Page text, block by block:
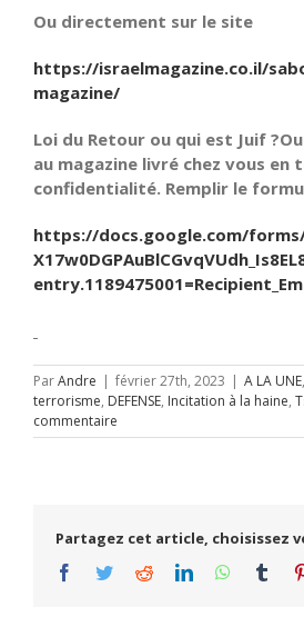
Ou directement sur le site
https://israelmagazine.co.il/
magazine/
Loi du Retour ou qui est Juif
au magazine livré chez vous en
confidentialité. Remplir le
https://docs.google.com/forms/
ParAndre | février 27th, 2023 | A LA UNE,
terrorisme, DEFENSE, Incitation à la haine,
commentaire
Partagez cet article, choisissez
Facebook
TwitterRedditLinkedInWhatsApp